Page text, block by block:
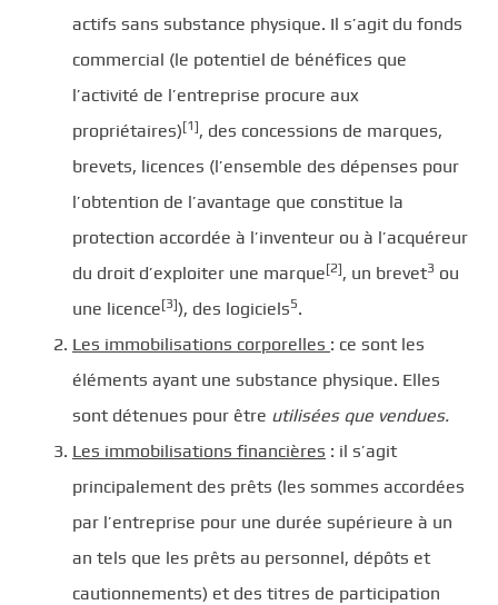
actifs sans substance physique. Il s’agit du fonds
commercial (le potentiel de bénéfices que
l’activité de l’entreprise procure aux
propriétaires)[1], des concessions de marques,
brevets, licences (l’ensemble des dépenses pour
l’obtention de l’avantage que constitue la
protection accordée à l’inventeur ou à l’acquéreur
du droit d’exploiter une marque[2], un brevet3 ou
une licence[3]), des logiciels5.
Les immobilisations corporelles : ce sont les
éléments ayant une substance physique. Elles
sont détenues pour être utilisées que vendues.
Les immobilisations financières : il s’agit
principalement des prêts (les sommes accordées
par l’entreprise pour une durée supérieure à un
an tels que les prêts au personnel, dépôts et
cautionnements) et des titres de participation